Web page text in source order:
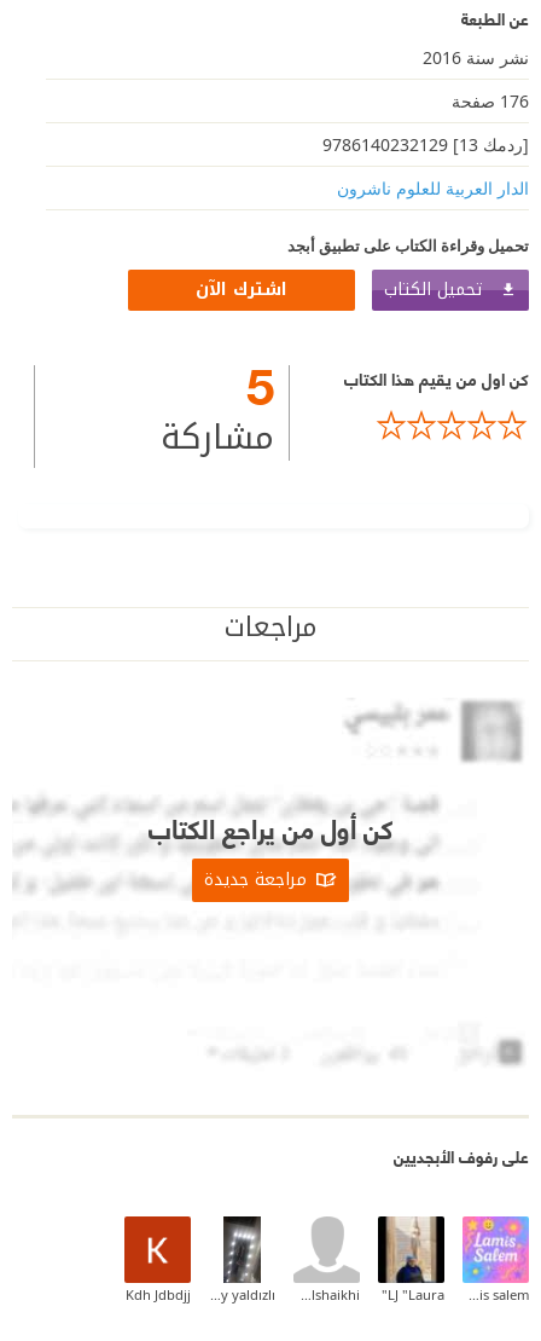
عن الطبعة
نشر سنة 2016
176 صفحة
[ردمك 13] 9786140232129
الدار العربية للعلوم ناشرون
تحميل وقراءة الكتاب على تطبيق أبجد
تحميل الكتاب اشترك الآن
كن اول من يقيم هذا الكتاب 5
مشاركة
مراجعات
كن أول من يراجع الكتاب
مراجعة جديدة
على رفوف الأبجديين
LJ "Laura"
Kdh Jdbdjj